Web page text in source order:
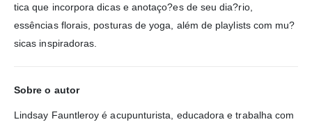
tica que incorpora dicas e anotaço?es de seu dia?rio,
essências florais, posturas de yoga, além de playlists com mu?
sicas inspiradoras.
Sobre o autor
Lindsay Fauntleroy é acupunturista, educadora e trabalha com